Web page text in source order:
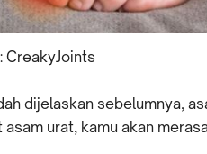
CreakyJoints
dijelaskan sebelumnya,
urat, kamu akan